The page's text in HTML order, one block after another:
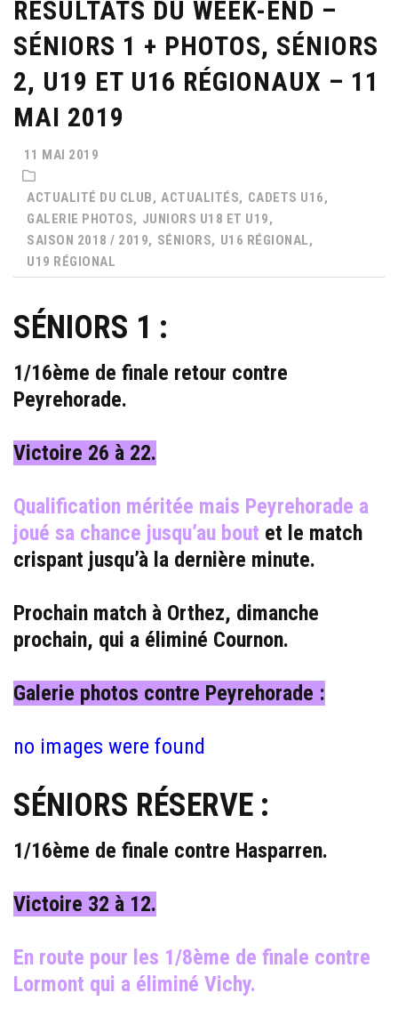
RÉSULTATS DU WEEK-END –
SÉNIORS 1 + PHOTOS, SÉNIORS
2, U19 ET U16 RÉGIONAUX – 11
MAI 2019
11 MAI 2019
ACTUALITÉ DU CLUB, ACTUALITÉS, CADETS U16,
GALERIE PHOTOS, JUNIORS U18 ET U19,
SAISON 2018 / 2019, SÉNIORS, U16 RÉGIONAL,
U19 RÉGIONAL
SÉNIORS 1 :
1/16ème de finale retour contre
Peyrehorade.
Victoire 26 à 22.
Qualification méritée mais Peyrehorade a
joué sa chance jusqu’au bout et le match
crispant jusqu’à la dernière minute.
Prochain match à Orthez, dimanche
prochain, qui a éliminé Cournon.
Galerie photos contre Peyrehorade :
no images were found
SÉNIORS RÉSERVE :
1/16ème de finale contre Hasparren.
Victoire 32 à 12.
En route pour les 1/8ème de finale contre
Lormont qui a éliminé Vichy.